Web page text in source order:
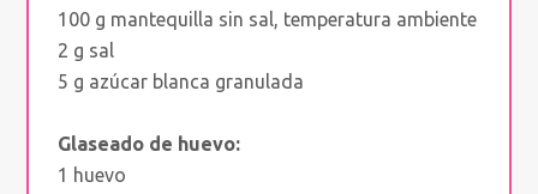
100 g mantequilla sin sal, temperatura ambiente
2 g sal
5 g azúcar blanca granulada
Glaseado de huevo:
1 huevo